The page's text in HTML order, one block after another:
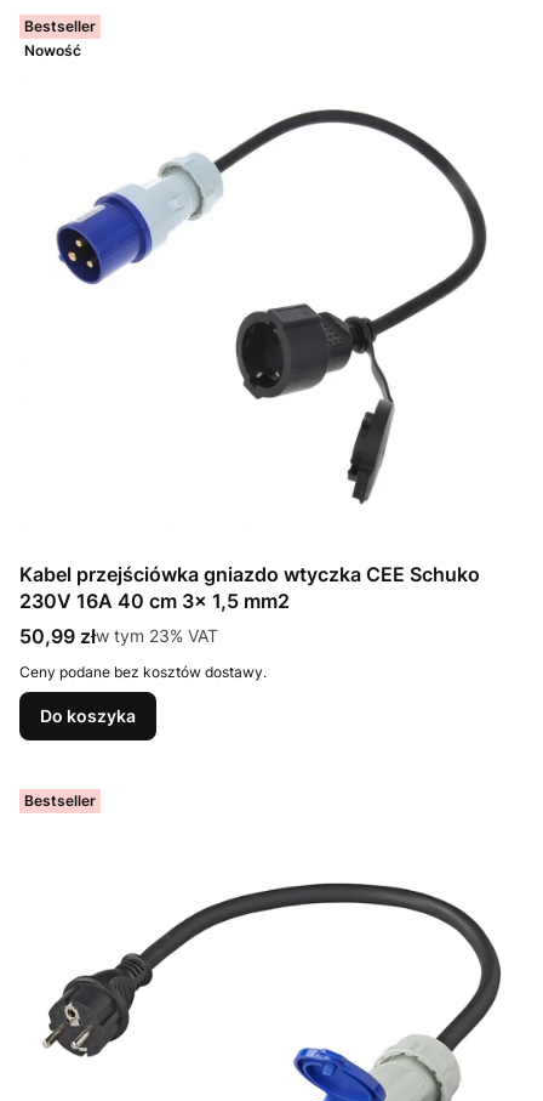
Bestseller
Nowość
Kabel przejściówka gniazdo wtyczka CEE Schuko
230V 16A 40 cm 3x 1,5 mm2
Cena brutto
50,99 złw tym %s VAT
w tym 23% VAT
Ceny podane bez kosztów dostawy.
Do koszyka
Bestseller